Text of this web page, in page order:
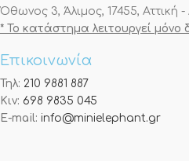
Όθωνος 3, Άλιμος, 17455, Αττική
* Το κατάστημα λειτουργεί μόνο
Επικοινωνία
Τηλ: 210 9881 887
Κιν: 698 9835 045
E-mail: info@minielephant.gr